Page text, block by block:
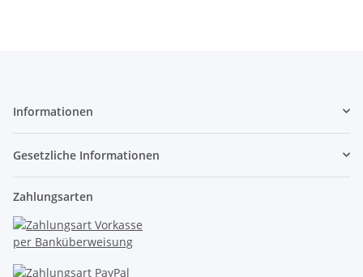
Informationen
Gesetzliche Informationen
Zahlungsarten